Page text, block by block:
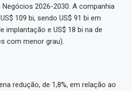
2026-2030. A companhia
109 bi, sendo US$ 91 bi em
implantação e US$ 18 bi na de
com menor grau).
redução, de 1,8%, em relação ao